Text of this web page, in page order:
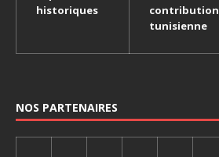
historiques
contribution
tunisienne
NOS PARTENAIRES